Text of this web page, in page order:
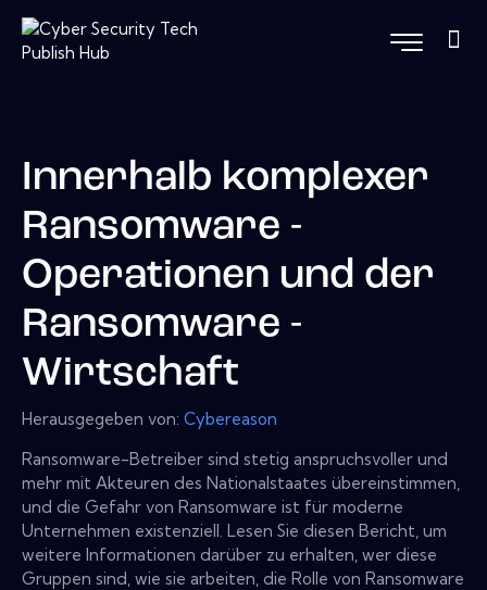
Innerhalb komplexer
Ransomware -
Operationen und der
Ransomware -
Wirtschaft
Herausgegeben von: Cybereason
Ransomware-Betreiber sind stetig anspruchsvoller und
mehr mit Akteuren des Nationalstaates übereinstimmen,
und die Gefahr von Ransomware ist für moderne
Unternehmen existenziell. Lesen Sie diesen Bericht, um
weitere Informationen darüber zu erhalten, wer diese
Gruppen sind, wie sie arbeiten, die Rolle von Ransomware